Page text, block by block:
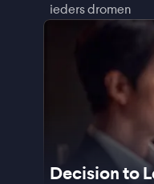
ieders dromen
Decision to